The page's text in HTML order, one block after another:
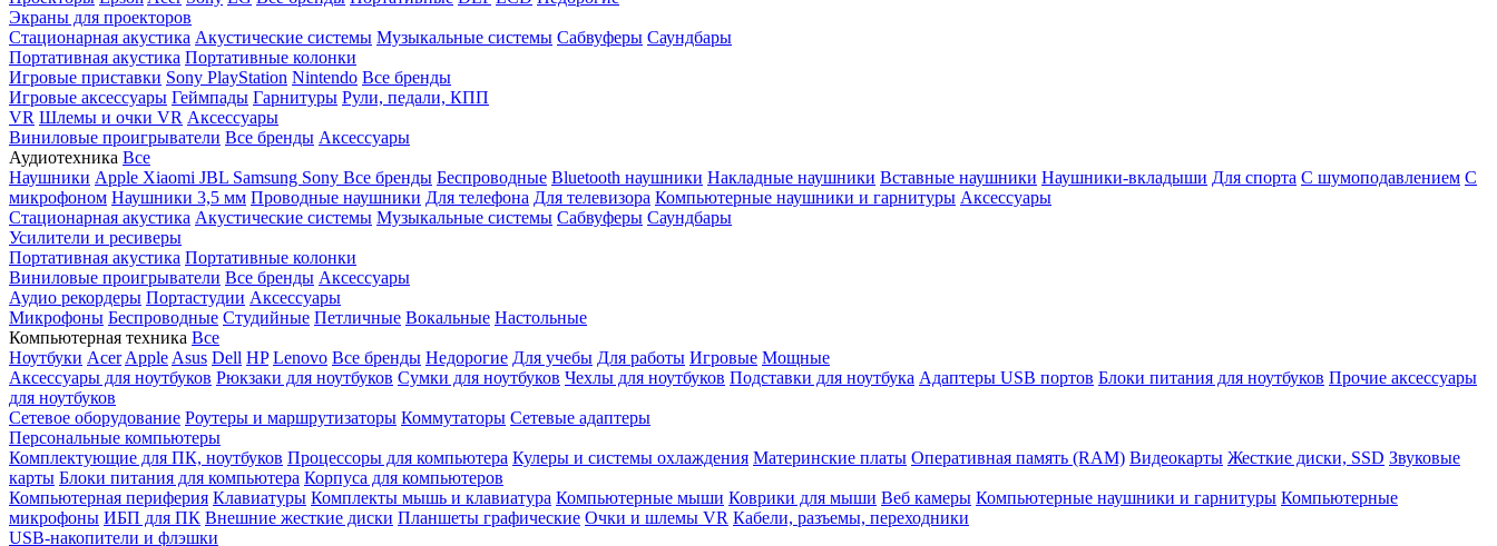
Экраны для проекторов
Стационарная акустика Акустические системы Музыкальные системы Сабвуферы Саундбары
Портативная акустика Портативные колонки
Игровые приставки Sony PlayStation Nintendo Все бренды
Игровые аксессуары Геймпады Гарнитуры Рули, педали, КПП
VR Шлемы и очки VR Аксессуары
Виниловые проигрыватели Все бренды Аксессуары
Аудиотехника Все
Наушники Apple Xiaomi JBL Samsung Sony Все бренды Беспроводные Bluetooth наушники Накладные наушники Вставные наушники Наушники-вкладыши Для спорта С шумоподавлением С
микрофоном Наушники 3,5 мм Проводные наушники Для телефона Для телевизора Компьютерные наушники и гарнитуры Аксессуары
Стационарная акустика Акустические системы Музыкальные системы Сабвуферы Саундбары
Усилители и ресиверы
Портативная акустика Портативные колонки
Виниловые проигрыватели Все бренды Аксессуары
Аудио рекордеры Портастудии Аксессуары
Микрофоны Беспроводные Студийные Петличные Вокальные Настольные
Компьютерная техника Все
Ноутбуки Acer Apple Asus Dell HP Lenovo Все бренды Недорогие Для учебы Для работы Игровые Мощные
Аксессуары для ноутбуков Рюкзаки для ноутбуков Сумки для ноутбуков Чехлы для ноутбуков Подставки для ноутбука Адаптеры USB портов Блоки питания для ноутбуков Прочие аксессуары
для ноутбуков
Сетевое оборудование Роутеры и маршрутизаторы Коммутаторы Сетевые адаптеры
Персональные компьютеры
Комплектующие для ПК, ноутбуков Процессоры для компьютера Кулеры и системы охлаждения Материнские платы Оперативная память (RAM) Видеокарты Жесткие диски, SSD Звуковые
карты Блоки питания для компьютера Корпуса для компьютеров
Компьютерная периферия Клавиатуры Комплекты мышь и клавиатура Компьютерные мыши Коврики для мыши Веб камеры Компьютерные наушники и гарнитуры Компьютерные
микрофоны ИБП для ПК Внешние жесткие диски Планшеты графические Очки и шлемы VR Кабели, разъемы, переходники
USB-накопители и флэшки